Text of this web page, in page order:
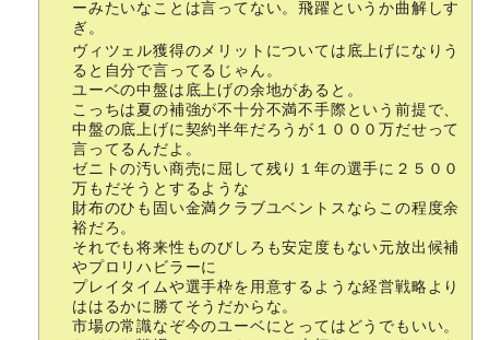
ーみたいなことは言ってない。飛躍というか曲解しす
ぎ。
ヴィツェル獲得のメリットについては底上げになりう
ると自分で言ってるじゃん。
ユーベの中盤は底上げの余地があると。
こっちは夏の補強が不十分不満不手際という前提で、
中盤の底上げに契約半年だろうが１０００万だせって
言ってるんだよ。
ゼニトの汚い商売に屈して残り１年の選手に２５００
万もだそうとするような
財布のひも固い金満クラブユベントスならこの程度余
裕だろ。
それでも将来性ものびしろも安定度もない元放出候補
やプロリハビラーに
プレイタイムや選手枠を用意するような経営戦略より
ははるかに勝てそうだからな。
市場の常識なぞ今のユーベにとってはどうでもいい。